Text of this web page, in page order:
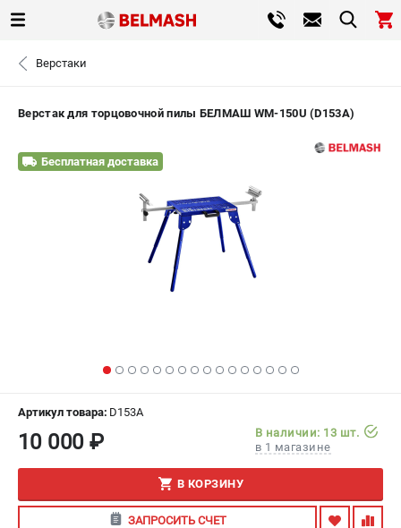
СЕРВИС
МАГАЗИНЫ
ИЗБРАННОЕ ( 0 )
СРАВНЕНИЕ 0 )
ВХОД ИЛИ РЕГИСТРАЦИЯ
ЗАКАЗАТЬ ЗАПЧАСТЬ
+7 (812) 317-66-20 - ЗАКАЗ ИЗДЕЛИЙ
САНКТ-ПЕТЕРБУРГ
0 ₽
Верстаки
Верстак для торцовочной пилы БЕЛМАШ WM-150U (D153A)
Бесплатная доставка
Артикул товара: D153A
10 000 ₽
В наличии: 13 шт.
в 1 магазине
В КОРЗИНУ
ЗАПРОСИТЬ СЧЕТ